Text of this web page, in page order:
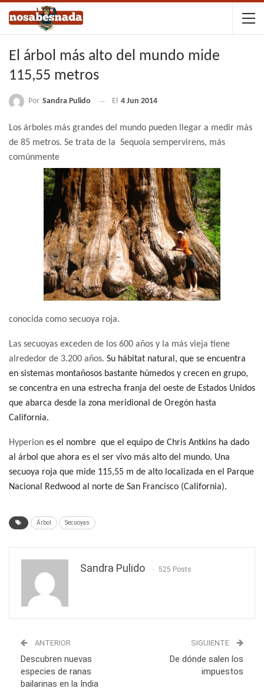
El árbol más alto del mundo mide
115,55 metros
Por Sandra Pulido El 4 Jun 2014
Los árboles más grandes del mundo pueden llegar a medir más
de 85 metros. Se trata de la Sequoia sempervirens, más
comúnmente
conocida como secuoya roja.
Las secuoyas exceden de los 600 años y la más vieja tiene
alrededor de 3.200 años. Su hábitat natural, que se encuentra
en sistemas montañosos bastante húmedos y crecen en grupo,
se concentra en una estrecha franja del oeste de Estados Unidos
que abarca desde la zona meridional de Oregón hasta
California.
Hyperion es el nombre que el equipo de Chris Antkins ha dado
al árbol que ahora es el ser vivo más alto del mundo. Una
secuoya roja que mide 115,55 m de alto localizada en el Parque
Nacional Redwood al norte de San Francisco (California).
Árbol Secuoyas
Sandra Pulido 525 Posts
ANTERIOR
Descubren nuevas
especies de ranas
bailarinas en la India
SIGUIENTE
De dónde salen los
impuestos